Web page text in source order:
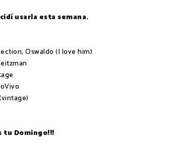
usarla esta semana.
Oswaldo (I love him)
Domingo!!!